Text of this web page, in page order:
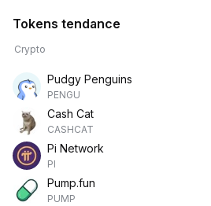
Tokens tendance
Crypto
Pudgy Penguins
PENGU
Cash Cat
CASHCAT
Pi Network
PI
Pump.fun
PUMP